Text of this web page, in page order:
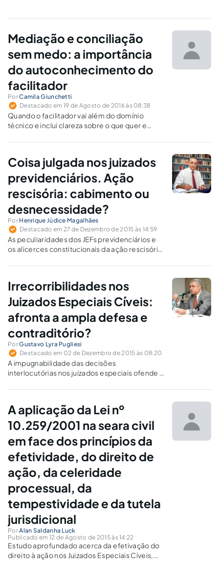
Mediação e conciliação
sem medo: a importância
do autoconhecimento do
facilitador
PorCamila Giunchetti
Destacado em 19 de Agosto de 2016 às 08:38
Quando o facilitador vai além do domínio
técnico e inclui clareza sobre o que quer e
autocomposição é maior.
Coisa julgada nos juizados
previdenciários. Ação
rescisória: cabimento ou
desnecessidade?
Por Henrique Júdice Magalhães
Destacado em 27 de Dezembro de 2015 às 14:59
As peculiaridades dos JEFs previdenciários e
os alicerces constitucionais da ação rescisória
decisões quando viciadas. A intangibilidade da
Estado, e não vice-versa.
Irrecorribilidades nos
Juizados Especiais Cíveis:
afronta a ampla defesa e
contraditório?
PorGustavo Lyra Pugliesi
Destacado em 02 de Dezembro de 2015 às 08:20
A impugnabilidade das decisões
interlocutórias nos juizados especiais ofende o
contraditório?
A aplicação da Lei nº
10.259/2001 na seara civil
em face dos princípios da
efetividade, do direito de
ação, da celeridade
processual, da
tempestividade e da tutela
jurisdicional
PorAlan Saldanha Luck
Publicado em 12 de Agosto de 2015 às 14:22
Estudo aprofundado acerca da efetivação do
direito à ação nos Juizados Especiais Cíveis,